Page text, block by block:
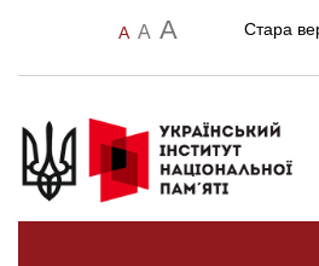
A A A Стара